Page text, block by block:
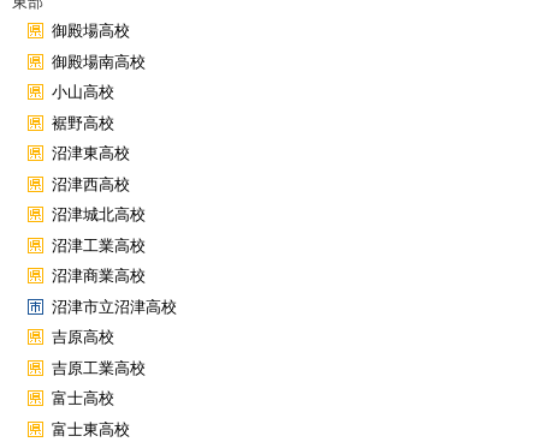
御殿場高校
御殿場南高校
小山高校
裾野高校
沼津東高校
沼津西高校
沼津城北高校
沼津工業高校
沼津商業高校
沼津市立沼津高校
吉原高校
吉原工業高校
富士高校
富士東高校